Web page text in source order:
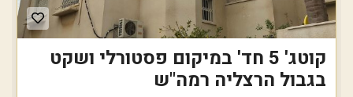
קוטג' 5 חד' במיקום פסטורלי ושקט
בגבול הרצליה רמה"ש